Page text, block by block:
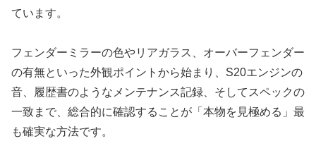
ています。
フェンダーミラーの色やリアガラス、オーバーフェンダー
の有無といった外観ポイントから始まり、S20エンジンの
音、履歴書のようなメンテナンス記録、そしてスペックの
一致まで、総合的に確認することが「本物を見極める」最
も確実な方法です。